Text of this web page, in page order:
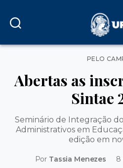
PELO
Abertas as
Sintae
Seminário de Integração
Administrativos em
edição em
Por Tassia Menezes 8